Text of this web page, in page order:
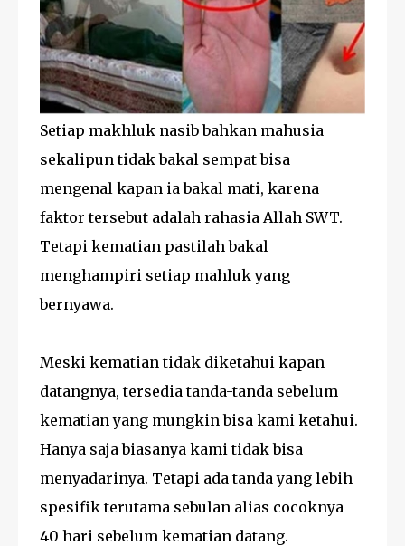
Setiap makhluk nasib bahkan mahusia
sekalipun tidak bakal sempat bisa
mengenal kapan ia bakal mati, karena
faktor tersebut adalah rahasia Allah SWT.
Tetapi kematian pastilah bakal
menghampiri setiap mahluk yang
bernyawa.
Meski kematian tidak diketahui kapan
datangnya, tersedia tanda-tanda sebelum
kematian yang mungkin bisa kami ketahui.
Hanya saja biasanya kami tidak bisa
menyadarinya. Tetapi ada tanda yang lebih
spesifik terutama sebulan alias cocoknya
40 hari sebelum kematian datang.